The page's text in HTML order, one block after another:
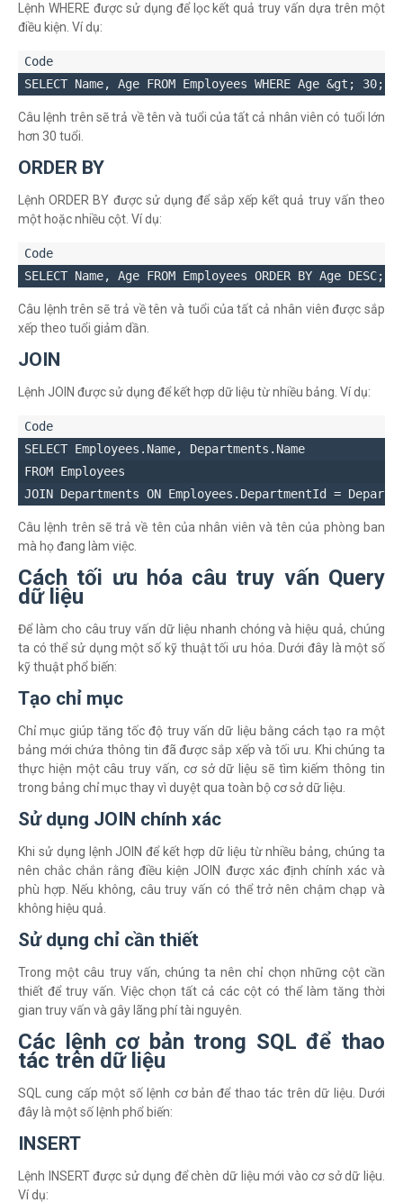
Lệnh WHERE được sử dụng để lọc kết quả truy vấn dựa trên một
điều kiện. Ví dụ:
Câu lệnh trên sẽ trả về tên và tuổi của tất cả nhân viên có tuổi lớn
hơn 30 tuổi.
ORDER BY
Lệnh ORDER BY được sử dụng để sắp xếp kết quả truy vấn theo
một hoặc nhiều cột. Ví dụ:
Câu lệnh trên sẽ trả về tên và tuổi của tất cả nhân viên được sắp
xếp theo tuổi giảm dần.
JOIN
Lệnh JOIN được sử dụng để kết hợp dữ liệu từ nhiều bảng. Ví dụ:
SELECT Employees.Name, Departments.Name
FROM Employees
Câu lệnh trên sẽ trả về tên của nhân viên và tên của phòng ban
mà họ đang làm việc.
Cách tối ưu hóa câu truy vấn Query
dữ liệu
Để làm cho câu truy vấn dữ liệu nhanh chóng và hiệu quả, chúng
ta có thể sử dụng một số kỹ thuật tối ưu hóa. Dưới đây là một số
kỹ thuật phổ biến:
Tạo chỉ mục
Chỉ mục giúp tăng tốc độ truy vấn dữ liệu bằng cách tạo ra một
bảng mới chứa thông tin đã được sắp xếp và tối ưu. Khi chúng ta
thực hiện một câu truy vấn, cơ sở dữ liệu sẽ tìm kiếm thông tin
trong bảng chỉ mục thay vì duyệt qua toàn bộ cơ sở dữ liệu.
Sử dụng JOIN chính xác
Khi sử dụng lệnh JOIN để kết hợp dữ liệu từ nhiều bảng, chúng ta
nên chắc chắn rằng điều kiện JOIN được xác định chính xác và
phù hợp. Nếu không, câu truy vấn có thể trở nên chậm chạp và
không hiệu quả.
Sử dụng chỉ cần thiết
Trong một câu truy vấn, chúng ta nên chỉ chọn những cột cần
thiết để truy vấn. Việc chọn tất cả các cột có thể làm tăng thời
gian truy vấn và gây lãng phí tài nguyên.
Các lệnh cơ bản trong SQL để thao
tác trên dữ liệu
SQL cung cấp một số lệnh cơ bản để thao tác trên dữ liệu. Dưới
đây là một số lệnh phổ biến:
INSERT
Lệnh INSERT được sử dụng để chèn dữ liệu mới vào cơ sở dữ liệu.
Ví dụ: